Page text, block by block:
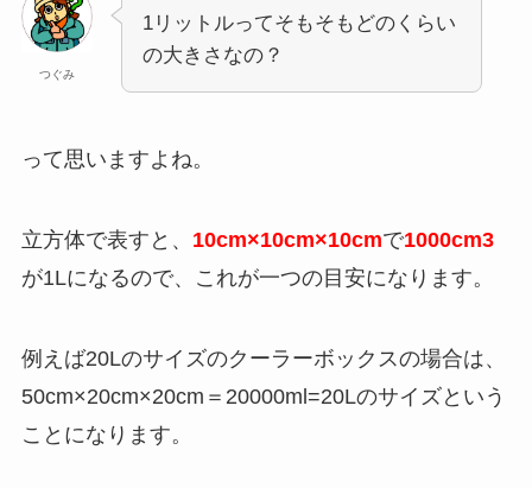
つぐみ
1リットルってそもそもどのくらい
の大きさなの？
って思いますよね。
立方体で表すと、 10cm×10cm×10cmで1000cm3
が1Lになるので、これが一つの目安になります。
例えば20Lのサイズのクーラーボックスの場合は、
50cm×20cm×20cm＝20000ml=20Lのサイズという
ことになります。